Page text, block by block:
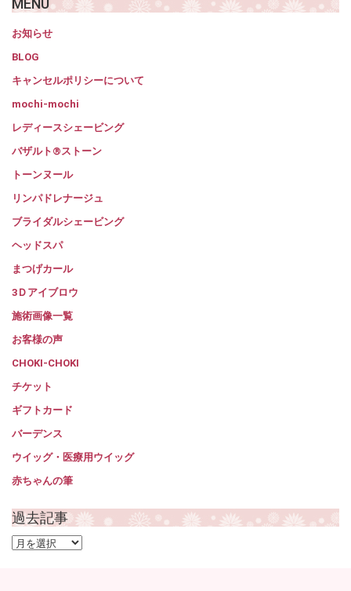
MENU
お知らせ
BLOG
キャンセルポリシーについて
mochi-mochi
レディースシェービング
バザルト®ストーン
トーンヌール
リンパドレナージュ
ブライダルシェービング
ヘッドスパ
まつげカール
3Ｄアイブロウ
施術画像一覧
お客様の声
CHOKI-CHOKI
チケット
ギフトカード
バーデンス
ウイッグ・医療用ウイッグ
赤ちゃんの筆
過去記事
過